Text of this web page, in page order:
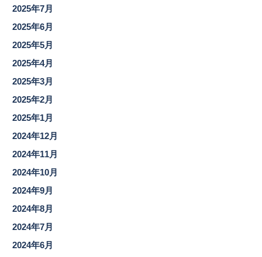
2025年7月
2025年6月
2025年5月
2025年4月
2025年3月
2025年2月
2025年1月
2024年12月
2024年11月
2024年10月
2024年9月
2024年8月
2024年7月
2024年6月